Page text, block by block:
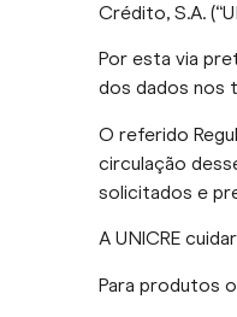
Crédito, S.A.
Por esta via
dos dados nos
O referido
circulação
solicitados e
A UNICRE
Para produtos